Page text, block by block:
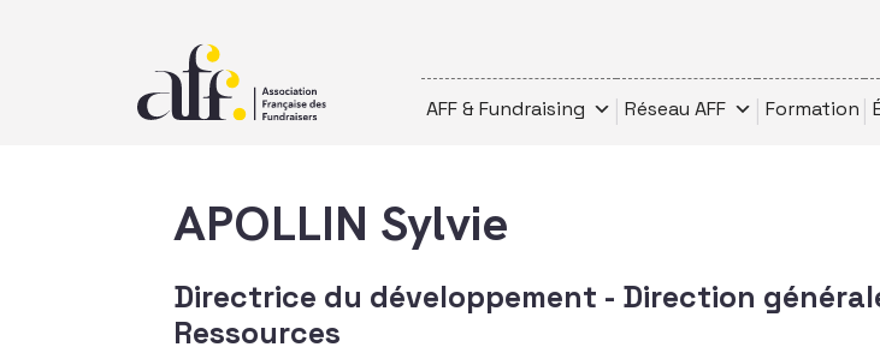
AFF & Fundraising Réseau AFF Formation
APOLLIN Sylvie
Directrice du développement - Direction
Ressources